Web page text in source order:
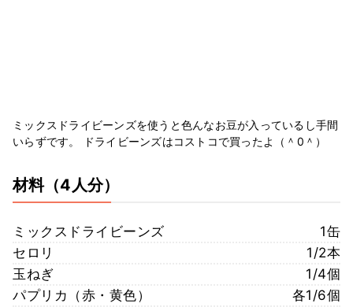
ミックスドライビーンズを使うと色んなお豆が入っているし手間
いらずです。 ドライビーンズはコストコで買ったよ（＾0＾）
材料（4人分）
ミックスドライビーンズ
1缶
セロリ
1/2本
玉ねぎ
1/4個
パプリカ（赤・黄色）
各1/6個